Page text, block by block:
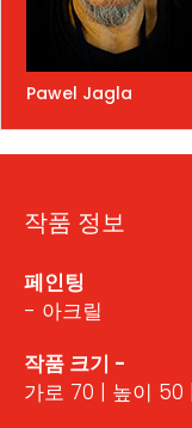
Pawel Jagla
작품 정보
페인팅
- 아크릴
작품 크기 -
가로 70 | 높이 50